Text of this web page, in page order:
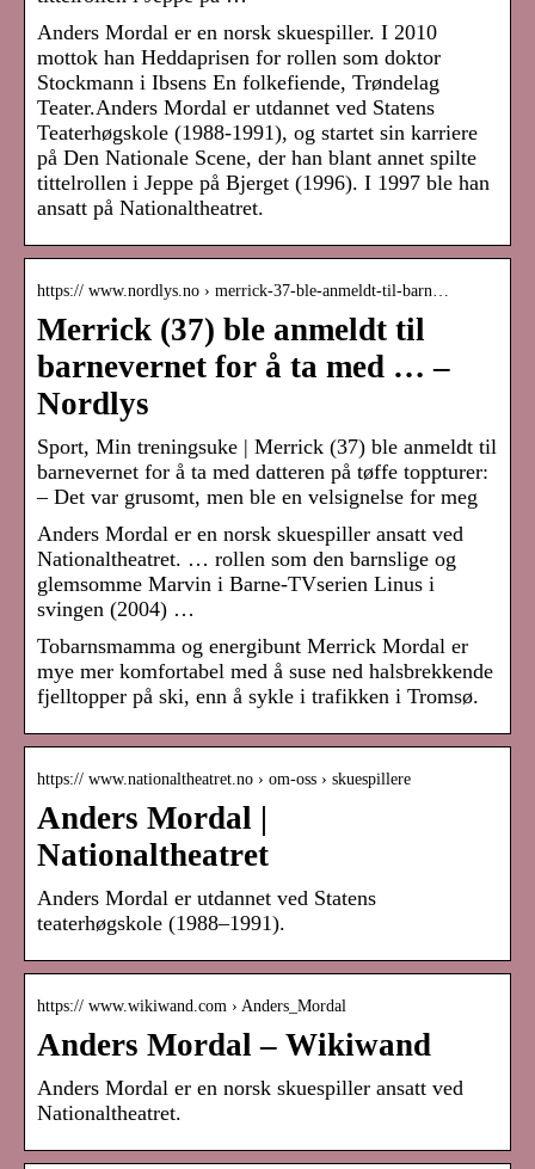
Anders Mordal er en norsk skuespiller. I 2010
mottok han Heddaprisen for rollen som doktor
Stockmann i Ibsens En folkefiende, Trøndelag
Teater.Anders Mordal er utdannet ved Statens
Teaterhøgskole (1988-1991), og startet sin karriere
på Den Nationale Scene, der han blant annet spilte
tittelrollen i Jeppe på Bjerget (1996). I 1997 ble han
ansatt på Nationaltheatret.
https:// www.nordlys.no › merrick-37-ble-anmeldt-til-barn…
Merrick (37) ble anmeldt til
barnevernet for å ta med … –
Nordlys
Sport, Min treningsuke | Merrick (37) ble anmeldt til
barnevernet for å ta med datteren på tøffe toppturer:
– Det var grusomt, men ble en velsignelse for meg
Anders Mordal er en norsk skuespiller ansatt ved
Nationaltheatret. … rollen som den barnslige og
glemsomme Marvin i Barne-TVserien Linus i
svingen (2004) …
Tobarnsmamma og energibunt Merrick Mordal er
mye mer komfortabel med å suse ned halsbrekkende
fjelltopper på ski, enn å sykle i trafikken i Tromsø.
https:// www.nationaltheatret.no › om-oss › skuespillere
Anders Mordal |
Nationaltheatret
Anders Mordal er utdannet ved Statens
teaterhøgskole (1988–1991).
https:// www.wikiwand.com › Anders_Mordal
Anders Mordal – Wikiwand
Anders Mordal er en norsk skuespiller ansatt ved
Nationaltheatret.